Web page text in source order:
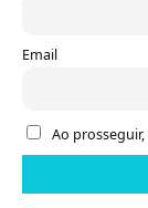
Email
Ao